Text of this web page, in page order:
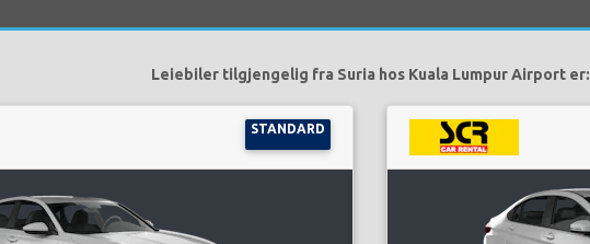
Leiebiler tilgjengelig fra Suria hos Kuala Lumpur Airport er:
STANDARD